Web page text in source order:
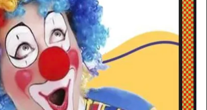
الفعاليات والحفلات
385
/ اليوم
الرياض
عربة المرح
0.0 (0)